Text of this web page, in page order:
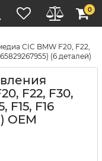
0
CIC BMW F20, F22,
(6 деталей)
F22, F30,
F15, F16
OEM